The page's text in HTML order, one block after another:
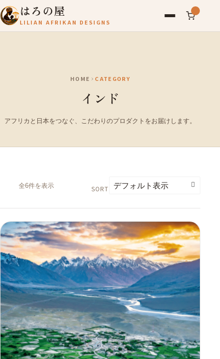
はろの屋
LILIAN AFRIKAN DESIGNS
写真
HOME CATEGORY
インド
アフリカと日本をつなぐ、こだわりのプロダクトをお届けします。
全6件を表示 SORT